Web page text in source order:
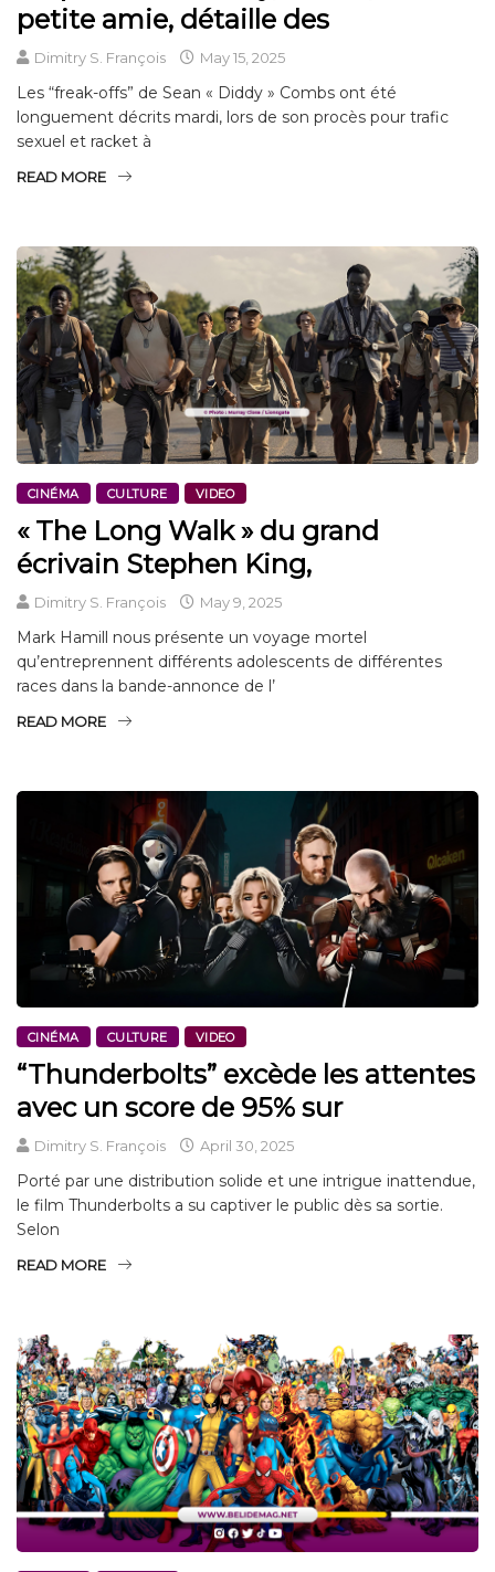
petite amie, détaille des
Dimitry S. François May 15, 2025
Les “freak-offs” de Sean « Diddy » Combs ont été
longuement décrits mardi, lors de son procès pour trafic
sexuel et racket à
READ MORE
CINÉMA CULTURE VIDEO
« The Long Walk » du grand
écrivain Stephen King,
Dimitry S. François May 9, 2025
Mark Hamill nous présente un voyage mortel
qu’entreprennent différents adolescents de différentes
races dans la bande-annonce de l’
READ MORE
CINÉMA CULTURE VIDEO
“Thunderbolts” excède les attentes
avec un score de 95% sur
Dimitry S. François April 30, 2025
Porté par une distribution solide et une intrigue inattendue,
le film Thunderbolts a su captiver le public dès sa sortie.
Selon
READ MORE